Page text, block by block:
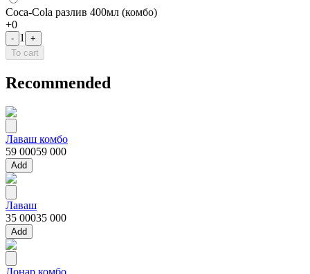
Coca-Cola разлив 400мл (комбо)
+0
- 1
+
To cart
Recommended
Лаваш комбо
59 00059 000
Add
Лаваш
35 00035 000
Add
Донар комбо